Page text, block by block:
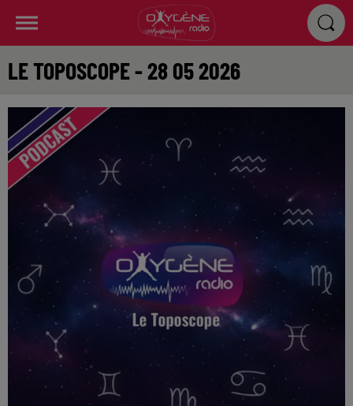
LE TOPOSCOPE - 28 05 2026